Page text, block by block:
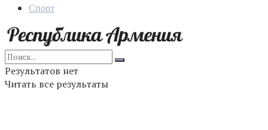
Спорт
Результатов нет
Читать все результаты